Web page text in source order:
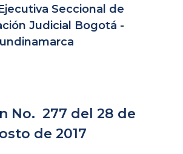
Seccional de
Judicial Bogotá -
No. 277 del 28 de
de 2017